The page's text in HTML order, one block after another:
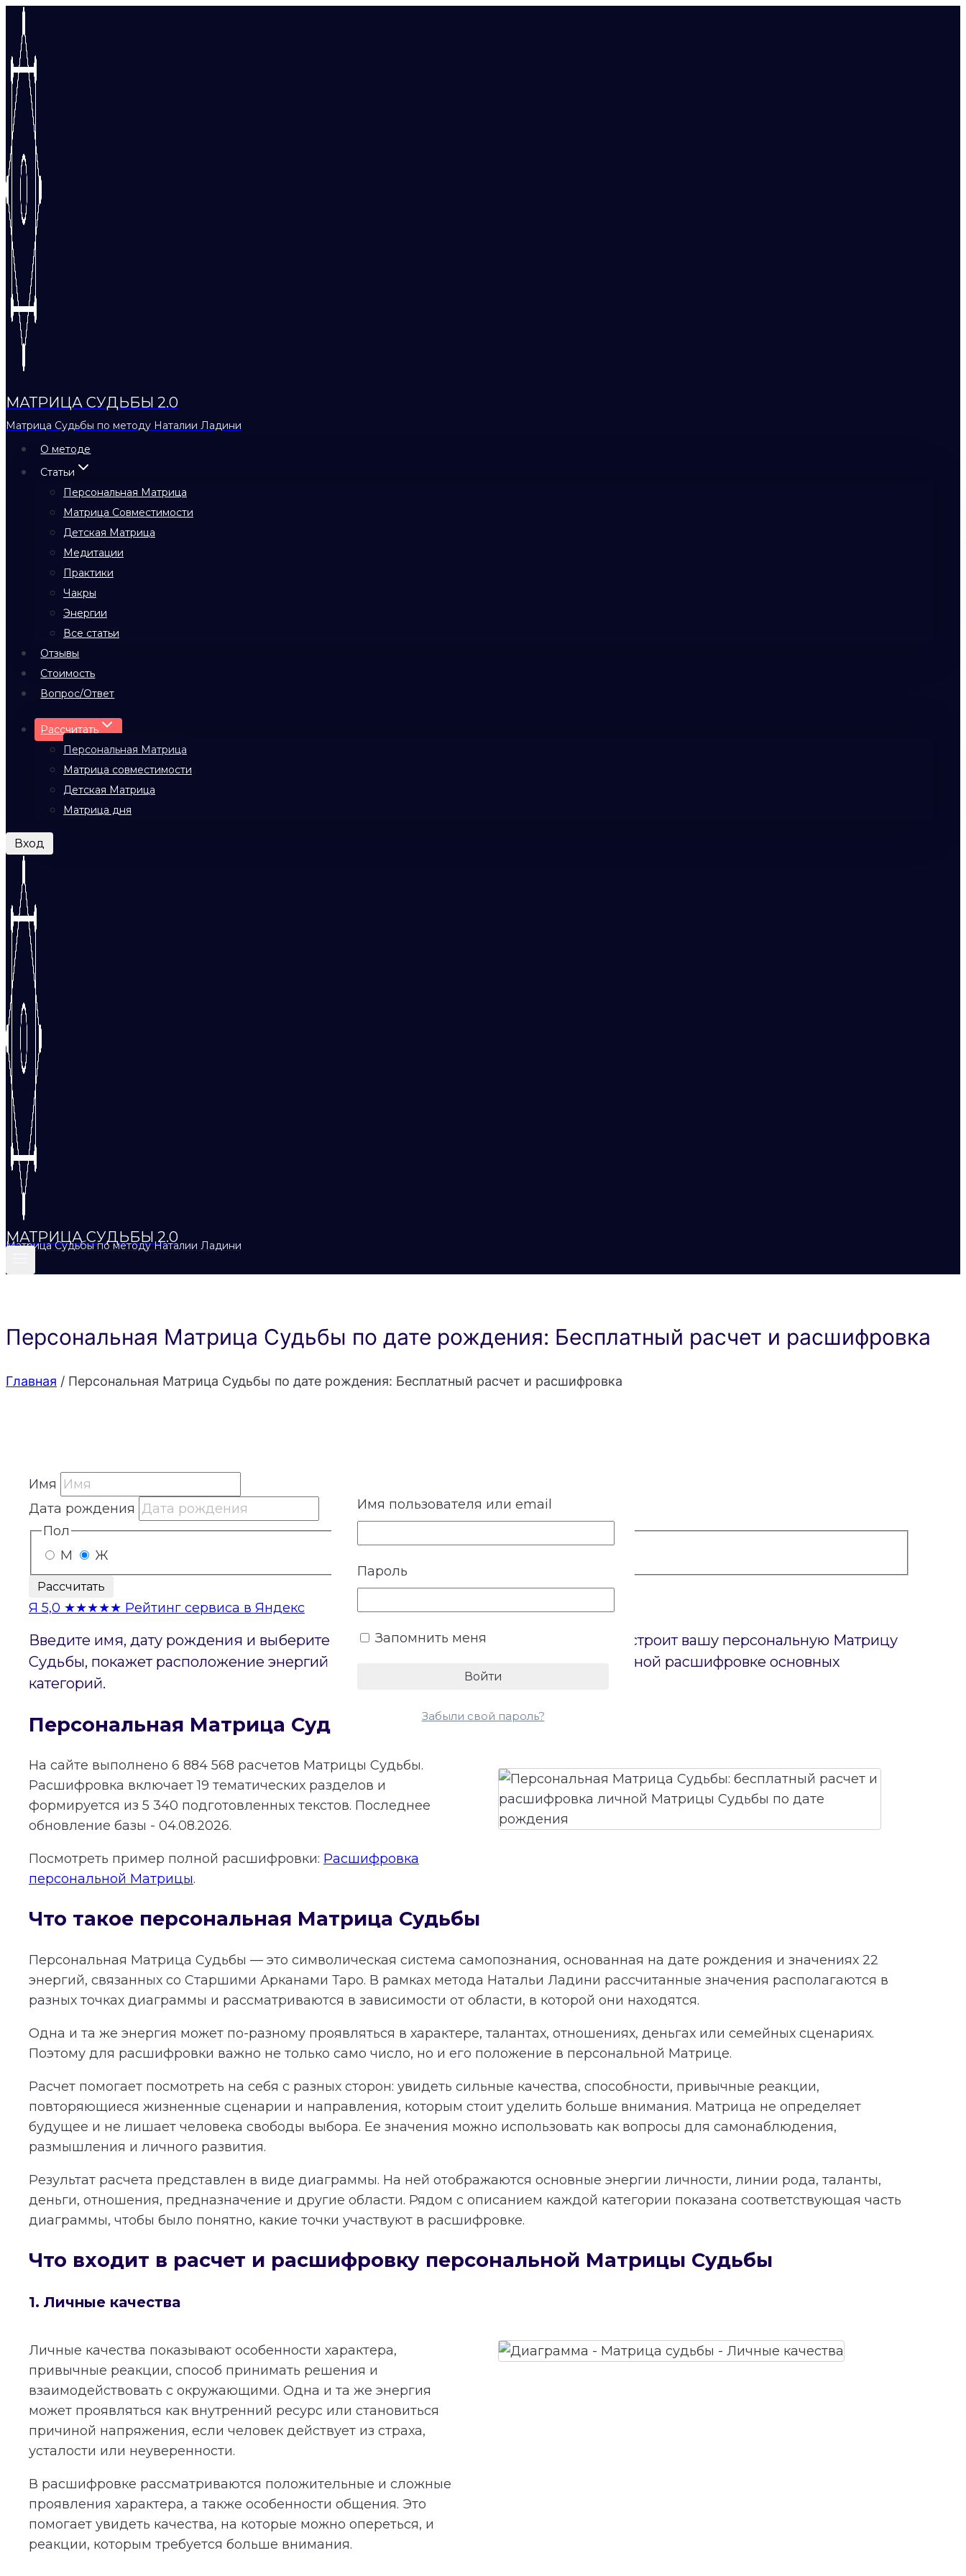
Перейти
содержимому
МАТРИЦА СУДЬБЫ 2.0
Матрица Судьбы по методу Наталии Ладини
О методе
Статьи
Персональная Матрица
Матрица Совместимости
Детская Матрица
Медитации
Практики
Чакры
Энергии
Все статьи
Отзывы
Стоимость
Вопрос/Ответ
Рассчитать
Персональная Матрица
Матрица совместимости
Детская Матрица
Матрица дня
Вход
МАТРИЦА СУДЬБЫ 2.0
Матрица Судьбы по методу Наталии Ладини
Персональная Матрица Судьбы по дате рождения: Бесплатный расчет и расшифровка
Главная / Персональная Матрица Судьбы по дате рождения: Бесплатный расчет и расшифровка
Имя
Дата рождения
Пол
М
Ж
Рассчитать
Я 5,0 ★★★★★ Рейтинг сервиса в Яндекс
Введите имя, дату рождения и выберите пол. Бесплатный онлайн-калькулятор построит вашу персональную Матрицу
Судьбы, покажет расположение энергий на диаграмме и откроет доступ к бесплатной расшифровке основных
категорий.
Персональная Матрица Судьбы онлайн
На сайте выполнено 6 884 568 расчетов Матрицы Судьбы.
Расшифровка включает19 тематических разделов и
формируется из 5 340 подготовленных текстов. Последнее
обновление базы - 04.08.2026.
Посмотреть пример полной расшифровки: Расшифровка
персональной Матрицы.
Что такое персональная Матрица Судьбы
Персональная Матрица Судьбы — это символическая система самопознания, основанная на дате рождения и значениях 22
энергий, связанных со Старшими Арканами Таро. В рамках метода Натальи Ладини рассчитанные значения располагаются в
разных точках диаграммы и рассматриваются в зависимости от области, в которой они находятся.
Одна и та же энергия может по-разному проявляться в характере, талантах, отношениях, деньгах или семейных сценариях.
Поэтому для расшифровки важно не только само число, но и его положение в персональной Матрице.
Расчет помогает посмотреть на себя с разных сторон: увидеть сильные качества, способности, привычные реакции,
повторяющиеся жизненные сценарии и направления, которым стоит уделить больше внимания. Матрица не определяет
будущее и не лишает человека свободы выбора. Ее значения можно использовать как вопросы для самонаблюдения,
размышления и личного развития.
Результат расчета представлен в виде диаграммы. На ней отображаются основные энергии личности, линии рода, таланты,
деньги, отношения, предназначение и другие области. Рядом с описанием каждой категории показана соответствующая часть
диаграммы, чтобы было понятно, какие точки участвуют в расшифровке.
Что входит в расчет и расшифровку персональной Матрицы Судьбы
1. Личные качества
Личные качества показывают особенности характера,
привычные реакции, способ принимать решения и
взаимодействовать с окружающими. Одна и та же энергия
может проявляться как внутренний ресурс или становиться
причиной напряжения, если человек действует из страха,
усталости или неуверенности.
В расшифровке рассматриваются положительные и сложные
проявления характера, а также особенности общения. Это
помогает увидеть качества, на которые можно опереться, и
реакции, которым требуется больше внимания.
Имя пользователя или email
Пароль
Запомнить меня
Забыли свой пароль?